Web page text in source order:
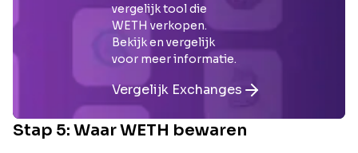
vergelijk tool die
WETH verkopen.
Bekijk en vergelijk
voor meer informatie.
Vergelijk Exchanges
Stap 5: WaarWETH bewaren